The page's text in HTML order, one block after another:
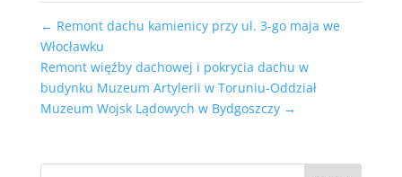
← Remont dachu kamienicy przy ul. 3-go maja we
Włocławku
Remont więźby dachowej i pokrycia dachu w
budynku Muzeum Artylerii w Toruniu-Oddział
Muzeum Wojsk Lądowych w Bydgoszczy →